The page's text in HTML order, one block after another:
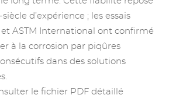
d’expérience ; les essais
et ASTM International ont confirmé
à la corrosion par piqûres
dans des solutions
le fichier PDF détaillé